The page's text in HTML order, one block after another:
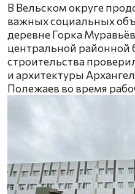
В Вельском округе
важных социальных
деревне Горка
центральной районной
строительства
и архитектуры
Полежаев во время